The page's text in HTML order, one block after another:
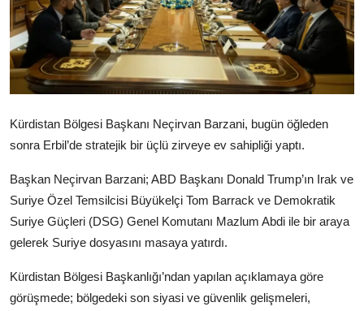
Türkçe Kurdi
Kürdistan Bölgesi Başkanı Neçirvan Barzani, bugün öğleden
sonra Erbil’de stratejik bir üçlü zirveye ev sahipliği yaptı.
Başkan Neçirvan Barzani; ABD Başkanı Donald Trump’ın Irak ve
Suriye Özel Temsilcisi Büyükelçi Tom Barrack ve Demokratik
Suriye Güçleri (DSG) Genel Komutanı Mazlum Abdi ile bir araya
gelerek Suriye dosyasını masaya yatırdı.
Kürdistan Bölgesi Başkanlığı’ndan yapılan açıklamaya göre
görüşmede; bölgedeki son siyasi ve güvenlik gelişmeleri,